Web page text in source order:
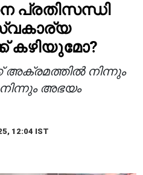
പ്രതിസന്ധി
കഴിയുമോ?
നിന്നും
അഭയം
12:04 IST